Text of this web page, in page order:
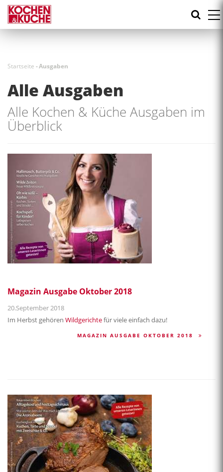
Direkt
zum
Inhalt
Startseite -Ausgaben
Alle Ausgaben
Alle Kochen & Küche Ausgaben im
Überblick
Magazin Ausgabe Oktober 2018
20.September 2018
Im Herbst gehören Wildgerichtefür viele einfach dazu!
MAGAZIN AUSGABE OKTOBER 2018